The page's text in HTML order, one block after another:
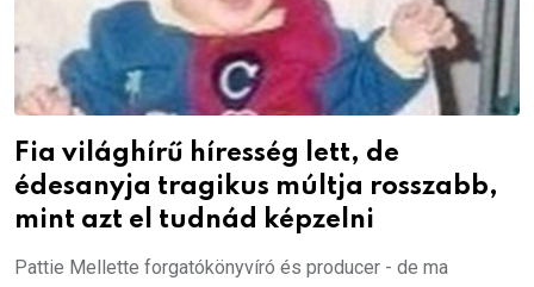
Fia világhírű híresség lett, de
édesanyja tragikus múltja rosszabb,
mint azt el tudnád képzelni
Pattie Mellette forgatókönyvíró és producer - de ma